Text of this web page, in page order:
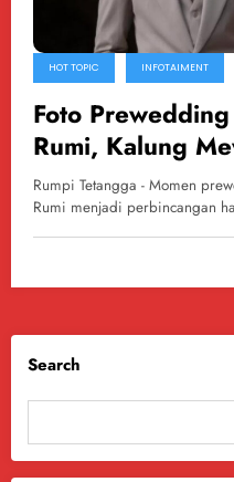
HOT TOPIC INFOTAIMENT
Foto
Rumi, Kalung
Sorotan Publik
Rumpi Tetangga - Momen
Rumi menjadi perbincangan
Search